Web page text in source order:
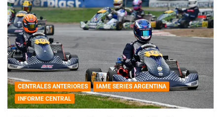
CENTRALES ANTERIORES
IAME SERIES ARGENTINA
INFORME CENTRAL